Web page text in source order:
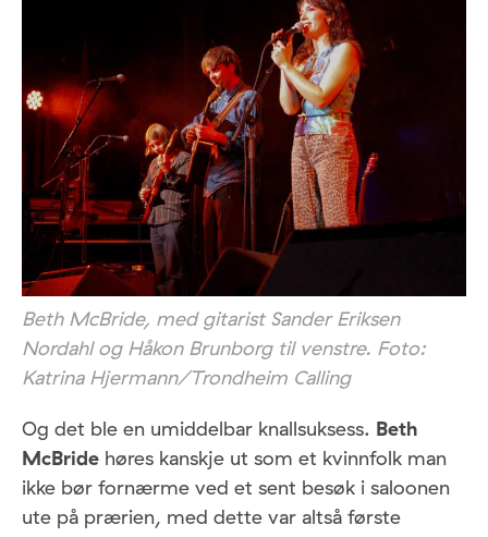
Beth McBride, med gitarist Sander Eriksen
Nordahl og Håkon Brunborg til venstre. Foto:
Katrina Hjermann/Trondheim Calling
Og det ble en umiddelbar knallsuksess. Beth
McBride høres kanskje ut som et kvinnfolk man
ikke bør fornærme ved et sent besøk i saloonen
ute på prærien, med dette var altså første